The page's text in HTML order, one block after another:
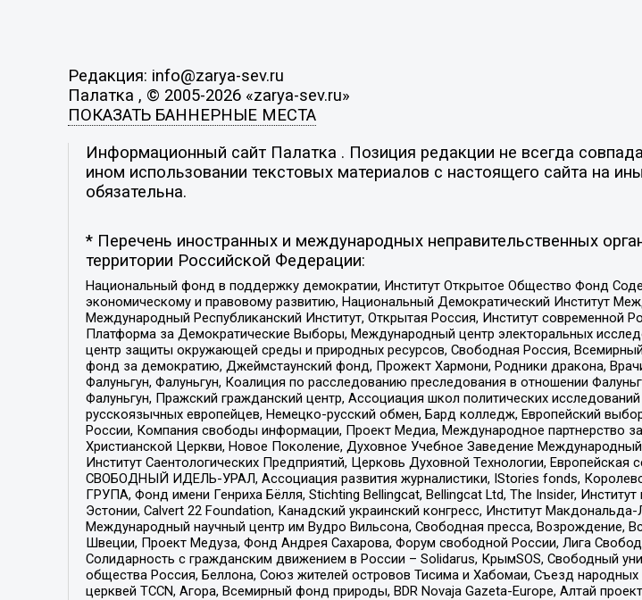
Редакция: info@zarya-sev.ru
Палатка , © 2005-2026 «zarya-sev.ru»
ПОКАЗАТЬ БАННЕРНЫЕ МЕСТА
Информационный сайт Палатка . Позиция редакции не всегда
ином использовании текстовых материалов с настоящего сайта на
обязательна.
* Перечень иностранных и международных неправительственных
территории Российской Федерации:
Национальный фонд в поддержку демократии, Институт Открытое Общество Фонд
экономическому и правовому развитию, Национальный Демократический Институт
Международный Республиканский Институт, Открытая Россия, Институт современной
Платформа за Демократические Выборы, Международный центр электоральных
центр защиты окружающей среды и природных ресурсов, Свободная Россия,
фонд за демократию, Джеймстаунский фонд, Прожект Хармони, Родники дракона,
Фалуньгун, Фалуньгун, Коалиция по расследованию преследования в отношении
Фалуньгун, Пражский гражданский центр, Ассоциация школ политических
русскоязычных европейцев, Немецко-русский обмен, Бард колледж, Европейский
России, Компания свободы информации, Проект Медиа, Международное партнерство
Христианской Церкви, Новое Поколение, Духовное Учебное Заведение
Институт Саентологических Предприятий, Церковь Духовной Технологии,
СВОБОДНЫЙ ИДЕЛЬ-УРАЛ, Ассоциация развития журналистики, IStories fonds,
ГРУПА, Фонд имени Генриха Бёлля, Stichting Bellingcat, Bellingcat Ltd, The Insider,
Эстонии, Calvert 22 Foundation, Канадский украинский конгресс, Институт
Международный научный центр им Вудро Вильсона, Свободная пресса, Возрождение,
Швеции, Проект Медуза, Фонд Андрея Сахарова, Форум свободной России, Лига
Солидарность с гражданским движением в России – Solidarus, КрымSOS, Свободный
общества Россия, Беллона, Союз жителей островов Тисима и Хабомаи, Съезд
церквей TCCN, Агора, Всемирный фонд природы, BDR Novaja Gazeta-Europe, Алтай